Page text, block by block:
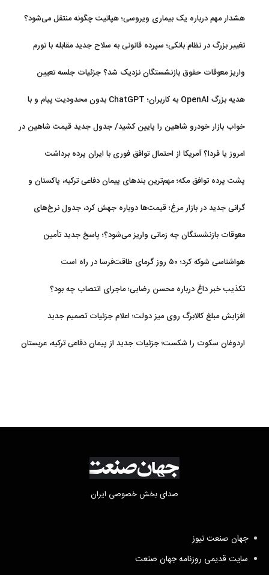
هشدار مهم درباره یک بیماری ویروسی؛ هپاتیت چگونه منتقل می‌شود؟
تغییر بزرگ در نظام بانکی؛ سپرده قانونی به سلاح جدید مقابله با تورم
واریز معوقات حقوق بازنشستگان نزدیک شد؟ جزئیات جلسه تعیین
هدیه بزرگ OpenAI به کاربران؛ ChatGPT بدون محدودیت پیام و با
خواب بازار خودرو شاهین را پایین کشید/ جدول جدید قیمت شاهین در
امروز یا فردا؟ آمریکا از احتمال توافق فوری با ایران پرده برداشت
پشت پرده توافق مکه؛ مهم‌ترین بندهای پیمان دفاعی ترکیه، پاکستان و
گرانی جدید در بازار مرغ؛ قیمت‌ها دوباره جهش کرد، جدول نرخ‌های
معوقات بازنشستگان چه زمانی واریز می‌شود؟؛ پاسخ جدید تأمین
هواشناسی شوکه کرد؛ ۵۰ روز گرمای طاقت‌فرسا در راه است
تکذیب خبر داغ درباره محسن رضایی؛ ماجرای انتصاب چه بود؟
افزایش مبلغ کالابرگ روی میز دولت؛ اعلام جزئیات تصمیم جدید
اردوغان سکوت را شکست؛ جزئیات جدید از پیمان دفاعی ترکیه، عربستان
صدای بخش خصوصی ایران
جهان صنعت نیوز
سایت قدیمی روزنامه جهان صنعت